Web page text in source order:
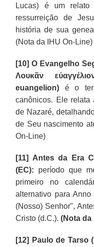
Lucas) é um
ressurreição de
história de sua
(Nota da IHU On-Line)
[10] O Evangelho
Λουκᾶν
euangelion) é o
canônicos. Ele
de Nazaré,
de Seu nascimento
On-Line)
[11] Antes da Era
(EC): período que
primeiro no
alternativo para
(Nosso) Senhor",
Cristo (d.C.). (Nota da
[12] Paulo de Tarso